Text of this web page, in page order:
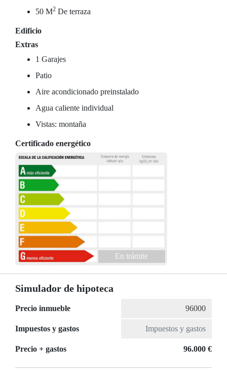
50 M2 De terraza
Edificio
Extras
1 Garajes
Patio
Aire acondicionado preinstalado
Agua caliente individual
Vistas: montaña
Certificado energético
En trámite
Simulador de hipoteca
Precio inmueble
Impuestos y gastos
Precio + gastos 96.000 €